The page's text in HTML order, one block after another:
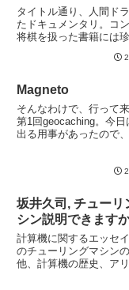
タイトル通り、人間ド
たドキュメンタリ。コ
将棋を扱った書籍には珍
ど出てこない割りきっ
が、それだけに棋士や
じめとする関係者の考え
よく伝わってくる良書
電...
Magneto
そんなわけで、行って来
第1回geocaching。今日
出る用事があったので
ネタバレになりそうな
せんが、東急東横線の
ら徒歩で行...
坂井久司, チューリ
シン説明できます
計算機に関するエッセ
のチューリングマシン
他、計算機の歴史、アリ